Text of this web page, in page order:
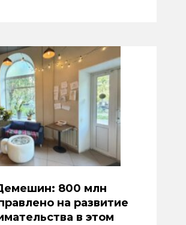
800 млн
на развитие
в этом